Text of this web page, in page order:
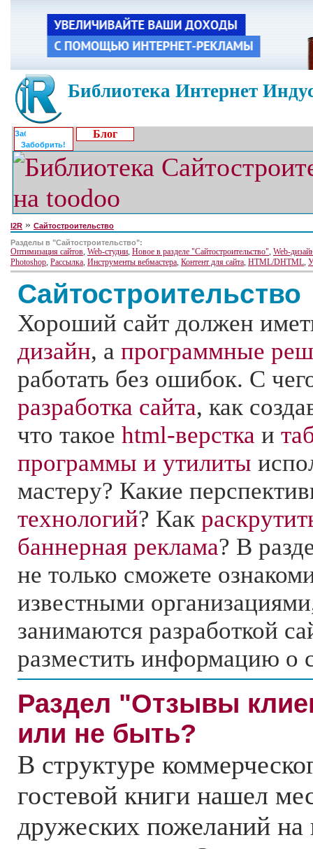
Библиотека Интернет
Забобрить!
Блог
I2R » Сайтостроительство
Разделы в "Сайтостроительство":
Оптимизация сайтов, Web-студии, Новое в разделе "Сайтостроительство", Web-
Photoshop, Рассылка, Инструменты вебмастера, Контент для сайта, HTML/DHTML,
Сайтостроительство
Хороший сайт должен
дизайн, а программные
работать без ошибок. С
разработка сайта, как
что такое html-верстка и
программы и утилиты
мастеру? Какие
технологий? Как
баннерная реклама? В
не только сможете
известными
занимаются разработкой
разместить информацию о
Раздел "Отзывы
или не быть?
В структуре
гостевой книги нашел
дружеских пожеланий на